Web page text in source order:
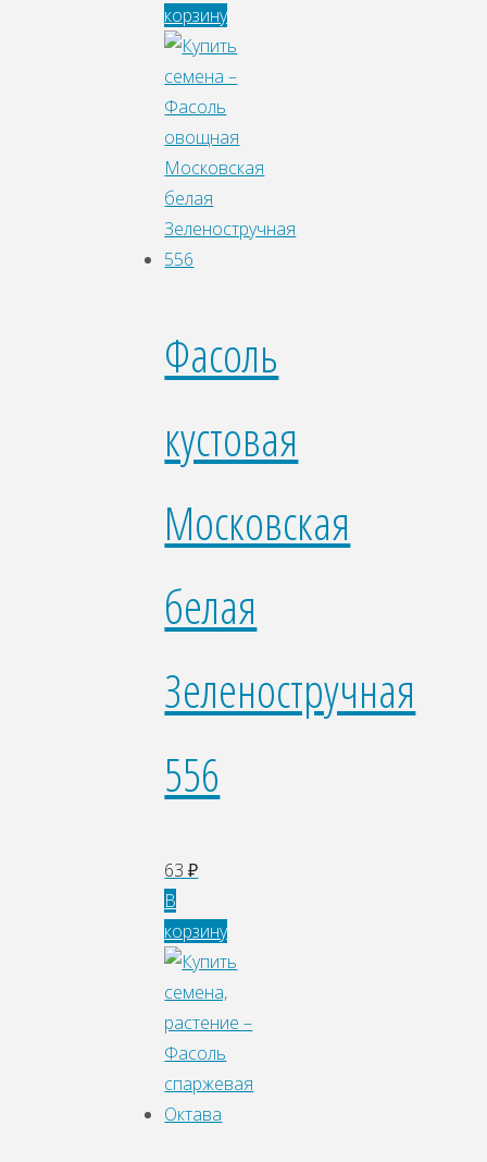
корзину
Фасоль
кустовая
Московская
белая
Зеленостручная
556
63₽
В
корзину